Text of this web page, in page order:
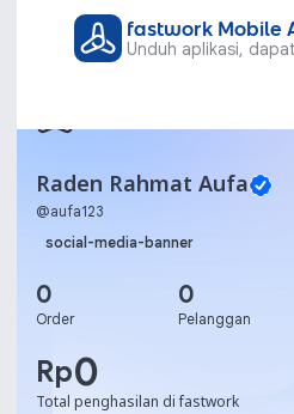
fastwork Mobile
Unduh aplikasi,
Raden Rahmat Aufa
@aufa123
social-media-banner
0
Order
0
Pelanggan
Rp0
Total penghasilan di fastwork